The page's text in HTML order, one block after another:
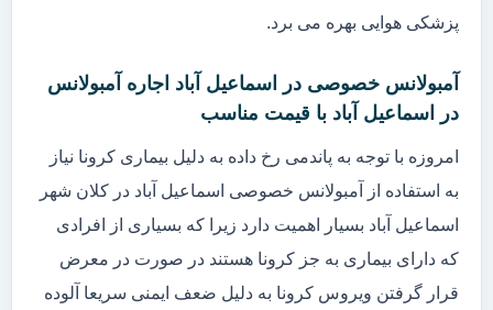
پزشکی هوایی بهره می برد.
آمبولانس خصوصی در اسماعیل آباد اجاره آمبولانس
در اسماعیل آباد با قیمت مناسب
امروزه با توجه به پاندمی رخ داده به دلیل بیماری کرونا نیاز
به استفاده از آمبولانس خصوصی اسماعیل آباد در کلان شهر
اسماعیل آباد بسیار اهمیت دارد زیرا که بسیاری از افرادی
که دارای بیماری به جز کرونا هستند در صورت در معرض
قرار گرفتن ویروس کرونا به دلیل ضعف ایمنی سریعا آلوده